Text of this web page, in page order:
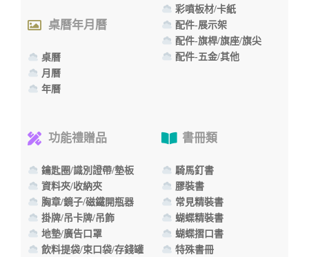
桌曆年月曆
桌曆
月曆
年曆
彩噴板材/卡紙
配件-展示架
配件-旗桿/旗座/旗尖
配件-五金/其他
功能禮贈品
鑰匙圈/識別證帶/墊板
資料夾/收納夾
胸章/鏡子/磁鐵開瓶器
掛牌/吊卡牌/吊飾
地墊/廣告口罩
飲料提袋/束口袋/存錢罐
書冊類
騎馬釘書
膠裝書
常見精裝書
蝴蝶精裝書
蝴蝶摺口書
特殊書冊